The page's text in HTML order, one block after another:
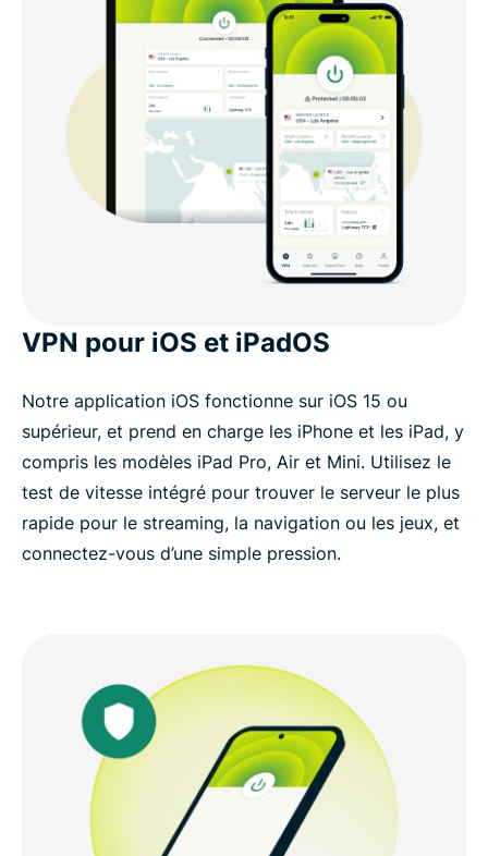
VPN pour iOS et iPadOS
Notre application iOS fonctionne sur iOS 15 ou
supérieur, et prend en charge les iPhone et les iPad, y
compris les modèles iPad Pro, Air et Mini. Utilisez le
test de vitesse intégré pour trouver le serveur le plus
rapide pour le streaming, la navigation ou les jeux, et
connectez-vous d’une simple pression.